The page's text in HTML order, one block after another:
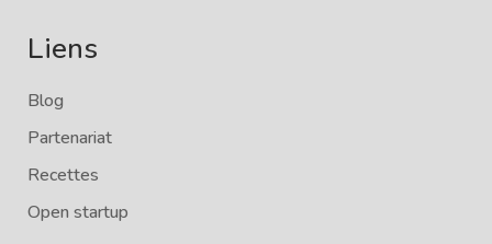
Liens
Blog
Partenariat
Recettes
Open startup